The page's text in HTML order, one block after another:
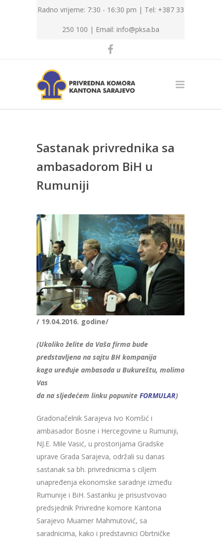
Radno vrijeme: 7:30 - 16:30 pm | Tel: +387 33
250 100 | Email: info@pksa.ba
Sastanak privrednika sa
ambasadorom BiH u
Rumuniji
/ 19.04.2016. godine/
(Ukoliko želite da Vaša firma bude
predstavljena na sajtu BH kompanija
koga uređuje ambasada u Bukureštu, molimo
Vas
da na sljedećem linku popunite FORMULAR)
Gradonačelnik Sarajeva Ivo Komšić i
ambasador Bosne i Hercegovine u Rumuniji,
NJ.E. Mile Vasić, u prostorijama Gradske
uprave Grada Sarajeva, održali su danas
sastanak sa bh. privrednicima s ciljem
unapređenja ekonomske saradnje između
Rumunije i BiH. Sastanku je prisustvovao
predsjednik Privredne komore Kantona
Sarajevo Muamer Mahmutović, sa
saradnicima, kako i predstavnici Obrtničke